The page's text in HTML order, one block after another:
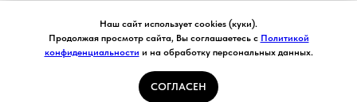
Наш сайт использует cookies (куки).
Продолжая просмотр сайта, Вы соглашаетесь с Политикой
конфиденциальности и на обработку персональных данных.
СОГЛАСЕН
ознакомительный характер и не
является публичной офертой
светодиодную подсветку
Микроплинтус
Комплектующие для алюминиевого